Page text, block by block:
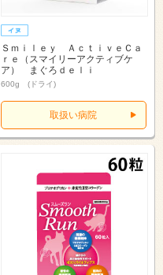
Ｓｍｉｌｅｙ ＡｃｔｉｖｅＣａ
ｒｅ（スマイリーアクティブケ
ア） まぐろｄｅｌｉ
600g (ドライ)
取扱い病院